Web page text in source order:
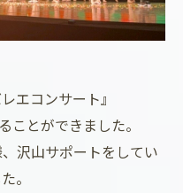
エコンサート』
ことができました。
沢山サポートをしてい
。